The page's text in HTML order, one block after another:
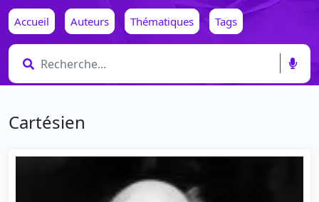
Accueil Auteurs Thématiques Tags
Cartésien